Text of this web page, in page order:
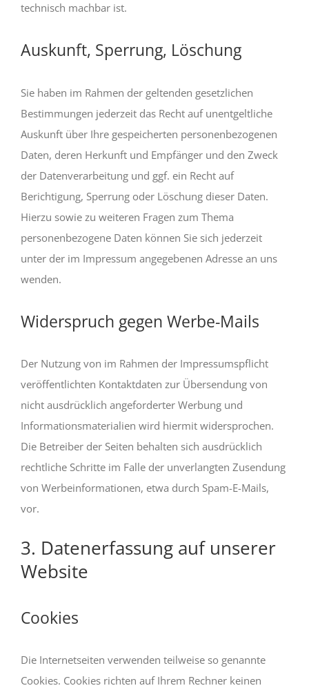
technisch machbar ist.
Auskunft, Sperrung, Löschung
Sie haben im Rahmen der geltenden gesetzlichen
Bestimmungen jederzeit das Recht auf unentgeltliche
Auskunft über Ihre gespeicherten personenbezogenen
Daten, deren Herkunft und Empfänger und den Zweck
der Datenverarbeitung und ggf. ein Recht auf
Berichtigung, Sperrung oder Löschung dieser Daten.
Hierzu sowie zu weiteren Fragen zum Thema
personenbezogene Daten können Sie sich jederzeit
unter der im Impressum angegebenen Adresse an uns
wenden.
Widerspruch gegen Werbe-Mails
Der Nutzung von im Rahmen der Impressumspflicht
veröffentlichten Kontaktdaten zur Übersendung von
nicht ausdrücklich angeforderter Werbung und
Informationsmaterialien wird hiermit widersprochen.
Die Betreiber der Seiten behalten sich ausdrücklich
rechtliche Schritte im Falle der unverlangten Zusendung
von Werbeinformationen, etwa durch Spam-E-Mails,
vor.
3. Datenerfassung auf unserer
Website
Cookies
Die Internetseiten verwenden teilweise so genannte
Cookies. Cookies richten auf Ihrem Rechner keinen